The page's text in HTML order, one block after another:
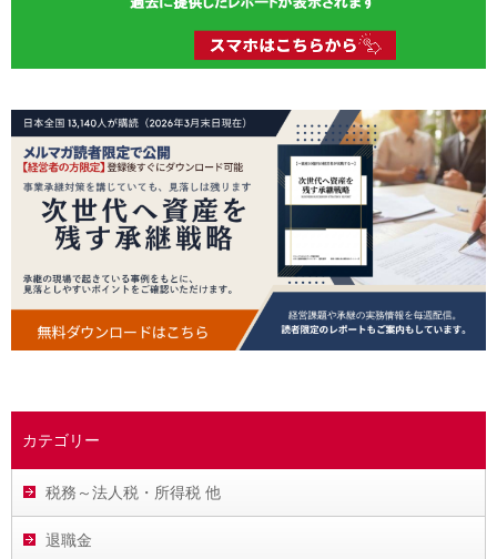
カテゴリー
税務～法人税・所得税 他
退職金